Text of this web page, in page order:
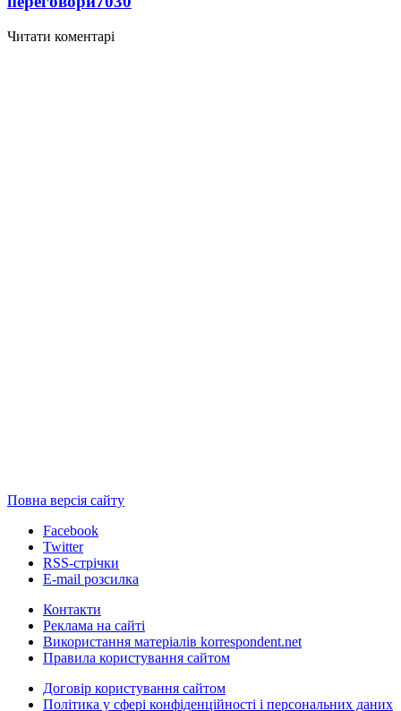
Читати коментарі
Повна версія сайту
Facebook
Twitter
RSS-стрічки
E-mail розсилка
Контакти
Реклама на сайті
Використання матеріалів korrespondent.net
Правила користування сайтом
Договір користування сайтом
Політика у сфері конфіденційності і персональних даних